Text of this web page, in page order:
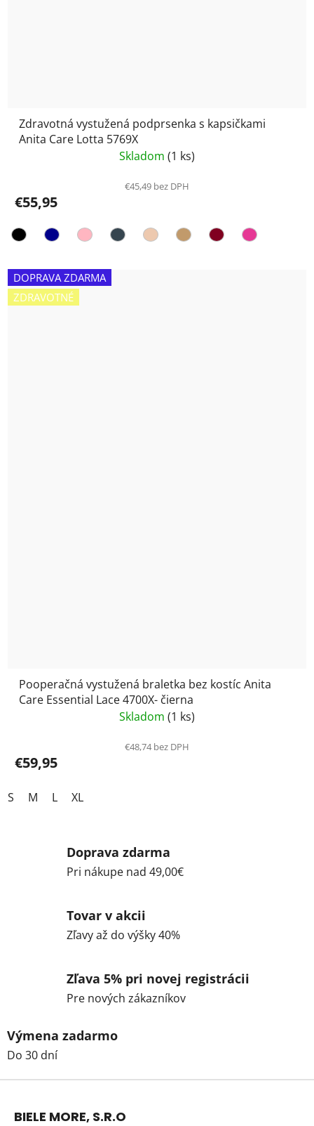
Zdravotná vystužená podprsenka s kapsičkami
Anita Care Lotta 5769X
Skladom (1 ks)
€45,49 bez DPH
€55,95
DOPRAVA ZDARMA
ZDRAVOTNÉ
Pooperačná vystužená braletka bez kostíc Anita
Care Essential Lace 4700X- čierna
Skladom (1 ks)
€48,74 bez DPH
€59,95
S M L XL
Doprava zdarma
Pri nákupe nad 49,00€
Tovar v akcii
Zľavy až do výšky 40%
Zľava 5% pri novej registrácii
Pre nových zákazníkov
Výmena zadarmo
Do 30 dní
Z
BIELE MORE, S.R.O